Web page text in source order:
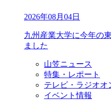
2026年08月04日
九州産業大学に今年の
ました
山笠ニュース
特集・レポート
テレビ・ラジオオ
イベント情報